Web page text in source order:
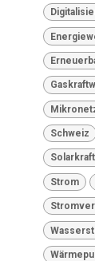
Schweiz
Strom